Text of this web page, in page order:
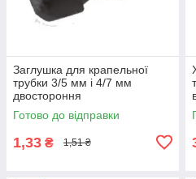
Заглушка для крапельної
трубки 3/5 мм і 4/7 мм
двостороння
Готово до відправки
1,33 ₴ 1,51 ₴